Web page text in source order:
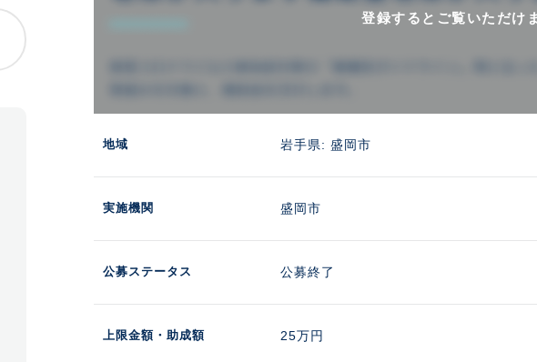
登録するとご覧いただけ
地域 岩手県: 盛岡市
実施機関 盛岡市
公募ステータス 公募終了
上限金額 ・助成額 25万円